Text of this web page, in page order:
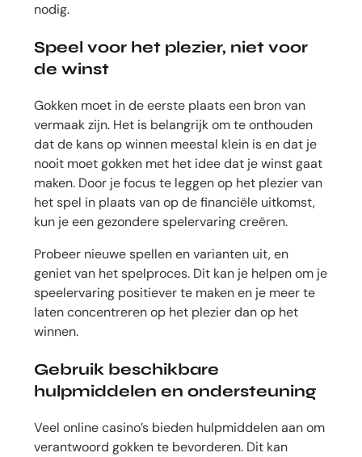
nodig.
Speel voor het plezier, niet voor
de winst
Gokken moet in de eerste plaats een bron van
vermaak zijn. Het is belangrijk om te onthouden
dat de kans op winnen meestal klein is en dat je
nooit moet gokken met het idee dat je winst gaat
maken. Door je focus te leggen op het plezier van
het spel in plaats van op de financiële uitkomst,
kun je een gezondere spelervaring creëren.
Probeer nieuwe spellen en varianten uit, en
geniet van het spelproces. Dit kan je helpen om je
speelervaring positiever te maken en je meer te
laten concentreren op het plezier dan op het
winnen.
Gebruik beschikbare
hulpmiddelen en ondersteuning
Veel online casino’s bieden hulpmiddelen aan om
verantwoord gokken te bevorderen. Dit kan